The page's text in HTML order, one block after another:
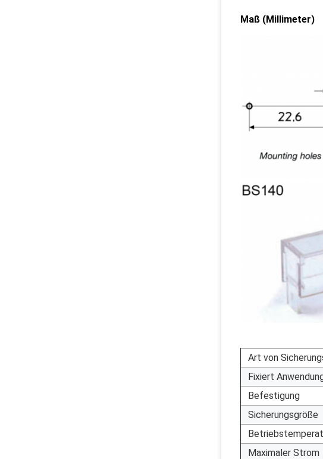
Maß (Millimeter)
Art von
Fixiert
Befestigung
Sicherungsgröße
Maximaler Strom